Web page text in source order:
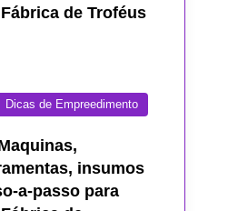
de Troféus
Dicas de Empreedimento
insumos
a-passo para